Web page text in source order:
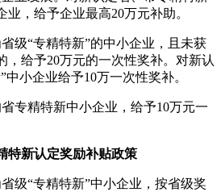
，给予企业最高20万元补助。
级“专精特新”的中小企业，且未获
，给予20万元的一次性奖补。对新认
小企业给予10万一次性奖补。
专精特新中小企业，给予10万元一
特新认定奖励补贴政策
级“专精特新”中小企业，按省级奖